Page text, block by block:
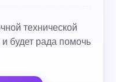
технической
будет рада помочь